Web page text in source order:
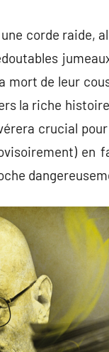
corde raide,
de leur
la riche
crucial pour
en